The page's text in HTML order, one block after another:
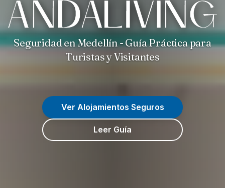
Seguridad en Medellín - Guía Práctica para
Turistas y Visitantes
Ver Alojamientos Seguros
Leer Guía